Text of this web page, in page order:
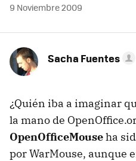
9 Noviembre 2009
Sacha Fuentes
¿Quién iba a imaginar
la mano de
OpenOfficeMouseha
por WarMouse, aunque